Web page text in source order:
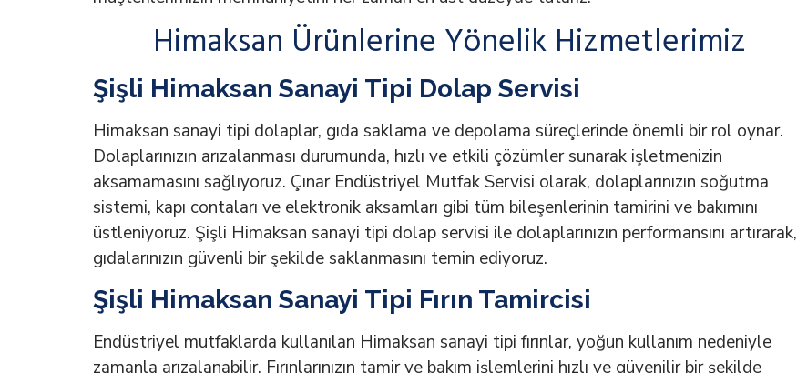
Himaksan Ürünlerine Yönelik Hizmetlerimiz
Şişli Himaksan Sanayi Tipi Dolap Servisi
Himaksan sanayi tipi dolaplar, gıda saklama ve depolama süreçlerinde önemli bir rol oynar.
Dolaplarınızın arızalanması durumunda, hızlı ve etkili çözümler sunarak işletmenizin
aksamamasını sağlıyoruz. Çınar Endüstriyel Mutfak Servisi olarak, dolaplarınızın soğutma
sistemi, kapı contaları ve elektronik aksamları gibi tüm bileşenlerinin tamirini ve bakımını
üstleniyoruz. Şişli Himaksan sanayi tipi dolap servisi ile dolaplarınızın performansını artırarak,
gıdalarınızın güvenli bir şekilde saklanmasını temin ediyoruz.
Şişli Himaksan Sanayi Tipi Fırın Tamircisi
Endüstriyel mutfaklarda kullanılan Himaksan sanayi tipi fırınlar, yoğun kullanım nedeniyle
zamanla arızalanabilir. Fırınlarınızın tamir ve bakım işlemlerini hızlı ve güvenilir bir şekilde